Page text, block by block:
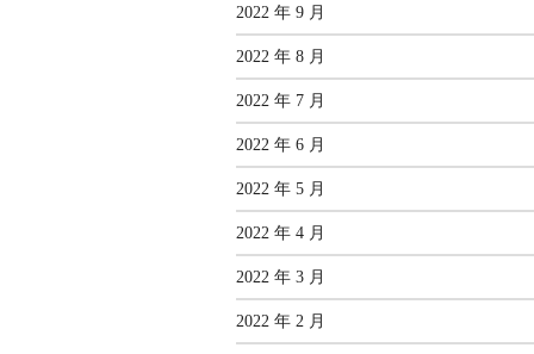
2022 年 9 月
2022 年 8 月
2022 年 7 月
2022 年 6 月
2022 年 5 月
2022 年 4 月
2022 年 3 月
2022 年 2 月